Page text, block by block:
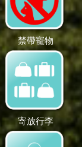
禁帶寵物
寄放行李